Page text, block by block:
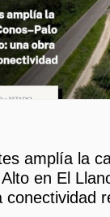
amplía la
en El
conectividad